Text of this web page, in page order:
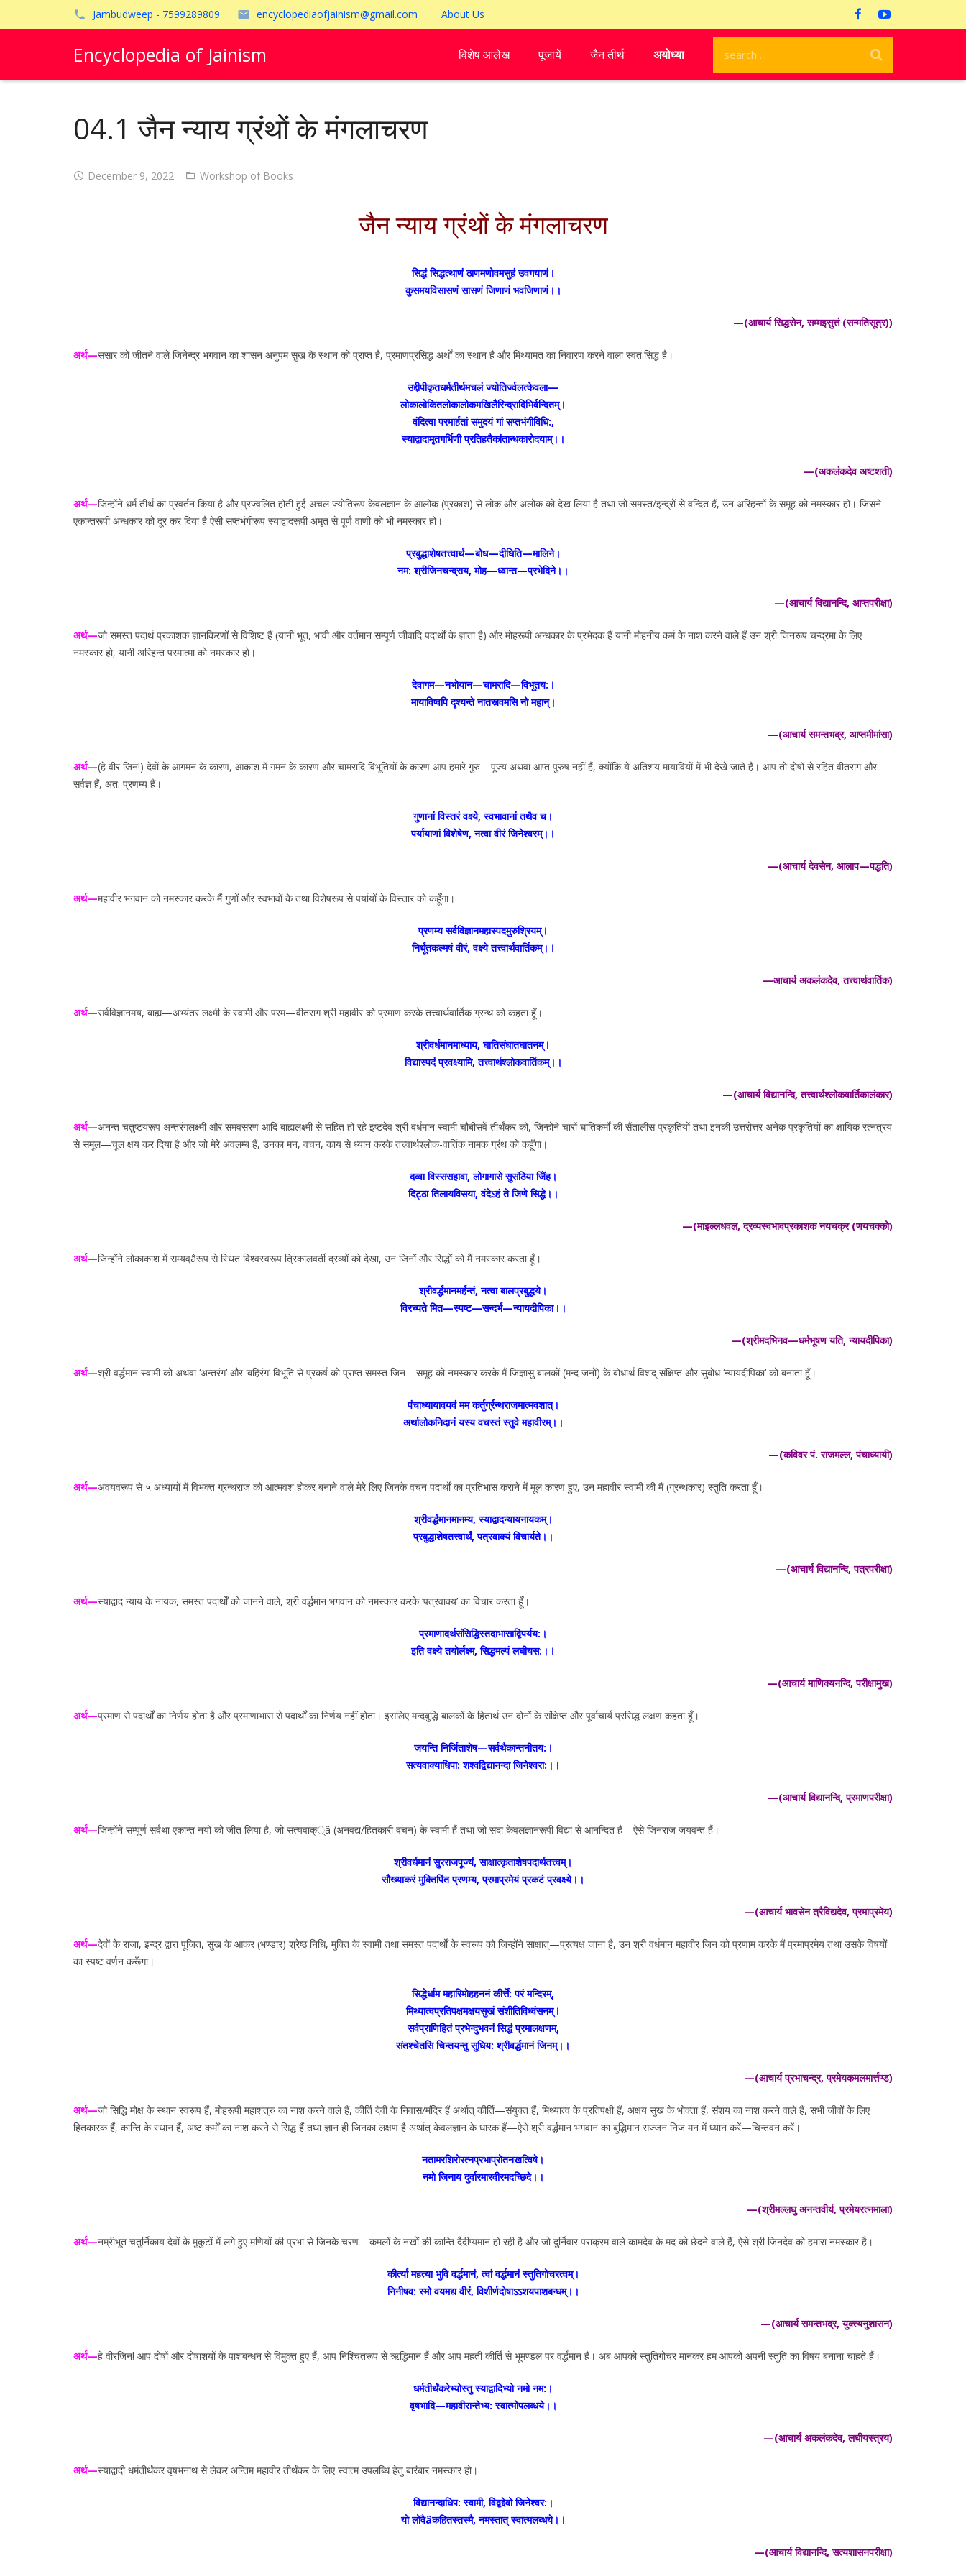
Jambudweep - 7599289809 encyclopediaofjainism@gmail.com About Us
Encyclopedia of Jainism विशेष आलेख पूजायें जैन तीर्थ अयोध्या
04.1 जैन न्याय ग्रंथों के मंगलाचरण
December 9, 2022 Workshop of Books
जैन न्याय ग्रंथों के मंगलाचरण
सिद्धं सिद्धत्थाणं ठाणमणोवमसुहं उवगयाणं।
कुसमयविसासणं सासणं जिणाणं भवजिणाणं।।
—(आचार्य सिद्धसेन, सम्मइसुत्तं (सन्मतिसूत्र))
अर्थ—संसार को जीतने वाले जिनेन्द्र भगवान का शासन अनुपम सुख के स्थान को प्राप्त है, प्रमाणप्रसिद्ध अर्थों का स्थान है और मिथ्यामत का निवारण करने वाला स्वत:सिद्ध है।
उद्दीपीकृतधर्मतीर्थमचलं ज्योतिर्ज्वलत्केवला—
लोकालोकितलोकालोकमखिलैरिन्द्रादिभिर्वन्दितम्।
वंदित्वा परमार्हतां समुदयं गां सप्तभंगीविधि:,
स्याद्वादामृतगर्भिणी प्रतिहतैकांतान्धकारोदयाम्।।
—(अकलंकदेव अष्टशती)
अर्थ—जिन्होंने धर्म तीर्थ का प्रवर्तन किया है और प्रज्वलित होती हुई अचल ज्योतिरूप केवलज्ञान के आलोक (प्रकाश) से लोक और अलोक को देख लिया है तथा जो समस्त/इन्द्रों से वन्दित हैं, उन अरिहन्तों के समूह को नमस्कार हो। जिसने
एकान्तरूपी अन्धकार को दूर कर दिया है ऐसी सप्तभंगीरूप स्याद्वादरूपी अमृत से पूर्ण वाणी को भी नमस्कार हो।
प्रबुद्धाशेषतत्त्वार्थ—बोध—दीधिति—मालिने।
नम: श्रीजिनचन्द्राय, मोह—ध्वान्त—प्रभेदिने।।
—(आचार्य विद्यानन्दि, आप्तपरीक्षा)
अर्थ—जो समस्त पदार्थ प्रकाशक ज्ञानकिरणों से विशिष्ट हैं (यानी भूत, भावी और वर्तमान सम्पूर्ण जीवादि पदार्थों के ज्ञाता है) और मोहरूपी अन्धकार के प्रभेदक हैं यानी मोहनीय कर्म के नाश करने वाले हैं उन श्री जिनरूप चन्द्रमा के लिए
नमस्कार हो, यानी अरिहन्त परमात्मा को नमस्कार हो।
देवागम—नभोयान—चामरादि—विभूतय:।
मायाविष्वपि दृश्यन्ते नातस्त्वमसि नो महान्।
—(आचार्य समन्तभद्र, आप्तमीमांसा)
अर्थ—(हे वीर जिन!) देवों के आगमन के कारण, आकाश में गमन के कारण और चामरादि विभूतियों के कारण आप हमारे गुरु—पूज्य अथवा आप्त पुरुष नहीं हैं, क्योंकि ये अतिशय मायावियों में भी देखे जाते हैं। आप तो दोषों से रहित वीतराग और
सर्वज्ञ हैं, अत: प्रणम्य हैं।
गुणानां विस्तरं वक्ष्ये, स्वभावानां तथैव च।
पर्यायाणां विशेषेण, नत्वा वीरं जिनेश्वरम्।।
—(आचार्य देवसेन, आलाप—पद्धति)
अर्थ—महावीर भगवान को नमस्कार करके मैं गुणों और स्वभावों के तथा विशेषरूप से पर्यायों के विस्तार को कहूँगा।
प्रणम्य सर्वविज्ञानमहास्पदमुरुश्रियम्।
निर्धूतकल्मषं वीरं, वक्ष्ये तत्त्वार्थवार्तिकम्।।
—आचार्य अकलंकदेव, तत्त्वार्थवार्तिक)
अर्थ—सर्वविज्ञानमय, बाह्य—अभ्यंतर लक्ष्मी के स्वामी और परम—वीतराग श्री महावीर को प्रमाण करके तत्त्वार्थवार्तिक ग्रन्थ को कहता हूँ।
श्रीवर्धमानमाध्याय, घातिसंघातघातनम्।
विद्यास्पदं प्रवक्ष्यामि, तत्त्वार्थश्लोकवार्तिकम्।।
—(आचार्य विद्यानन्दि, तत्त्वार्थश्लोकवार्तिकालंकार)
अर्थ—अनन्त चतुष्टयरूप अन्तरंगलक्ष्मी और समवसरण आदि बाह्यलक्ष्मी से सहित हो रहे इष्टदेव श्री वर्धमान स्वामी चौबीसवें तीर्थंकर को, जिन्होंने चारों घातिकर्मों की सैंतालीस प्रकृतियों तथा इनकी उत्तरोत्तर अनेक प्रकृतियों का क्षायिक रत्नत्रय
से समूल—चूल क्षय कर दिया है और जो मेरे अवलम्ब हैं, उनका मन, वचन, काय से ध्यान करके तत्त्वार्थश्लोक-वार्तिक नामक ग्रंथ को कहूँगा।
दव्वा विस्ससहावा, लोगागासे सुसंठिया जेिंह।
दिट्ठा तिलायविसया, वंदेऽहं ते जिणे सिद्धे।।
—(माइल्लधवल, द्रव्यस्वभावप्रकाशक नयचक्र (णयचक्को)
अर्थ—जिन्होंने लोकाकाश में सम्यव्âरूप से स्थित विश्वस्वरूप त्रिकालवर्ती द्रव्यों को देखा, उन जिनों और सिद्धों को मैं नमस्कार करता हूँ।
श्रीवर्द्धमानमर्हन्तं, नत्वा बालप्रबुद्धये।
विरच्यते मित—स्पष्ट—सन्दर्भ—न्यायदीपिका।।
—(श्रीमदभिनव—धर्मभूषण यति, न्यायदीपिका)
अर्थ—श्री वर्द्धमान स्वामी को अथवा ‘अन्तरंग’ और ‘बहिरंग’ विभूति से प्रकर्ष को प्राप्त समस्त जिन—समूह को नमस्कार करके मैं जिज्ञासु बालकों (मन्द जनों) के बोधार्थ विशद् संक्षिप्त और सुबोध ‘न्यायदीपिका’ को बनाता हूँ।
पंचाध्यायावयवं मम कर्तुर्ग्रन्थराजमात्मवशात्।
अर्थालोकनिदानं यस्य वचस्तं स्तुवे महावीरम्।।
—(कविवर पं. राजमल्ल, पंचाध्यायी)
अर्थ—अवयवरूप से ५ अध्यायों में विभक्त ग्रन्थराज को आत्मवश होकर बनाने वाले मेरे लिए जिनके वचन पदार्थों का प्रतिभास कराने में मूल कारण हुए, उन महावीर स्वामी की मैं (ग्रन्थकार) स्तुति करता हूँ।
श्रीवर्द्धमानमानम्य, स्याद्वादन्यायनायकम्।
प्रबुद्धाशेषतत्त्वार्थं, पत्रवाक्यं विचार्यते।।
—(आचार्य विद्यानन्दि, पत्रपरीक्षा)
अर्थ—स्याद्वाद न्याय के नायक, समस्त पदार्थों को जानने वाले, श्री वर्द्धमान भगवान को नमस्कार करके ‘पत्रवाक्य’ का विचार करता हूँ।
प्रमाणादर्थसंसिद्धिस्तदाभासाद्विपर्यय:।
इति वक्ष्ये तयोर्लक्ष्म, सिद्धमल्पं लघीयस:।।
—(आचार्य माणिक्यनन्दि, परीक्षामुख)
अर्थ—प्रमाण से पदार्थों का निर्णय होता है और प्रमाणाभास से पदार्थों का निर्णय नहीं होता। इसलिए मन्दबुद्धि बालकों के हितार्थ उन दोनों के संक्षिप्त और पूर्वाचार्य प्रसिद्ध लक्षण कहता हूँ।
जयन्ति निर्जिताशेष—सर्वथैकान्तनीतय:।
सत्यवाक्याधिपा: शश्वद्विद्यानन्दा जिनेश्वरा:।।
—(आचार्य विद्यानन्दि, प्रमाणपरीक्षा)
अर्थ—जिन्होंने सम्पूर्ण सर्वथा एकान्त नयों को जीत लिया है, जो सत्यवाक््â (अनवद्य/हितकारी वचन) के स्वामी हैं तथा जो सदा केवलज्ञानरूपी विद्या से आनन्दित हैं—ऐसे जिनराज जयवन्त हैं।
श्रीवर्धमानं सुरराजपूज्यं, साक्षात्कृताशेषपदार्थतत्त्वम्।
सौख्याकरं मुक्तिपिंत प्रणम्य, प्रमाप्रमेयं प्रकटं प्रवक्ष्ये।।
—(आचार्य भावसेन त्रैविद्यदेव, प्रमाप्रमेय)
अर्थ—देवाें के राजा, इन्द्र द्वारा पूजित, सुख के आकर (भण्डार) श्रेष्ठ निधि, मुक्ति के स्वामी तथा समस्त पदार्थों के स्वरूप को जिन्होंने साक्षात्—प्रत्यक्ष जाना है, उन श्री वर्धमान महावीर जिन को प्रणाम करके मैं प्रमाप्रमेय तथा उसके विषयों
का स्पष्ट वर्णन करूँगा।
सिद्धेर्धाम महारिमोहहननं कीर्त्ते: परं मन्दिरम्,
मिथ्यात्वप्रतिपक्षमक्षयसुखं संशीतिविध्वंसनम्।
सर्वप्राणिहितं प्रभेन्दुभवनं सिद्धं प्रमालक्षणम्,
संतश्चेतसि चिन्तयन्तु सुधिय: श्रीवर्द्धमानं जिनम्।।
—(आचार्य प्रभाचन्द्र, प्रमेयकमलमार्त्तण्ड)
अर्थ—जो सिद्धि मोक्ष के स्थान स्वरूप हैं, मोहरूपी महाशत्रु का नाश करने वाले हैं, कीर्ति देवी के निवास/मंदिर हैं अर्थात् कीर्ति—संयुक्त हैं, मिथ्यात्व के प्रतिपक्षी हैं, अक्षय सुख के भोक्ता हैं, संशय का नाश करने वाले हैं, सभी जीवों के लिए
हितकारक हैं, कान्ति के स्थान हैं, अष्ट कर्मों का नाश करने से सिद्ध हैं तथा ज्ञान ही जिनका लक्षण है अर्थात् केवलज्ञान के धारक हैं—ऐसे श्री वर्द्धमान भगवान का बुद्धिमान सज्जन निज मन में ध्यान करें—चिन्तवन करें।
नतामरशिरोरत्नप्रभाप्रोतनखत्विषे।
नमो जिनाय दुर्वारमारवीरमदच्छिदे।।
—(श्रीमल्लघु अनन्तवीर्य, प्रमेयरत्नमाला)
अर्थ—नम्रीभूत चतुर्निकाय देवों के मुकुटों में लगे हुए मणियों की प्रभा से जिनके चरण—कमलों के नखों की कान्ति दैदीप्यमान हो रही है और जो दुर्निवार पराक्रम वाले कामदेव के मद को छेदने वाले हैं, ऐसे श्री जिनदेव को हमारा नमस्कार है।
कीर्त्या महत्या भुवि वर्द्धमानं, त्वां वर्द्धमानं स्तुतिगोचरत्वम्।
निनीषव: स्मो वयमद्य वीरं, विशीर्णदोषाऽऽशयपाशबन्धम्।।
—(आचार्य समन्तभद्र, युक्त्यनुशासन)
अर्थ—हे वीरजिन! आप दोषों और दोषाशयों के पाशबन्धन से विमुक्त हुए हैं, आप निश्चितरूप से ऋद्धिमान हैं और आप महती कीर्ति से भूमण्डल पर वर्द्धमान हैं। अब आपको स्तुतिगोचर मानकर हम आपको अपनी स्तुति का विषय बनाना चाहते हैं।
धर्मतीर्थंकरेभ्योस्तु स्याद्वादिभ्यो नमो नम:।
वृषभादि—महावीरान्तेभ्य: स्वात्मोपलब्धये।।
—(आचार्य अकलंकदेव, लघीयस्त्रय)
अर्थ—स्याद्वादी धर्मतीर्थंकर वृषभनाथ से लेकर अन्तिम महावीर तीर्थंकर के लिए स्वात्म उपलब्धि हेतु बारंबार नमस्कार हो।
विद्यानन्दाधिप: स्वामी, विद्वद्देवो जिनेश्वर:।
यो लोवैâकहितस्तस्मै, नमस्तात् स्वात्मलब्धये।।
—(आचार्य विद्यानन्दि, सत्यशासनपरीक्षा)